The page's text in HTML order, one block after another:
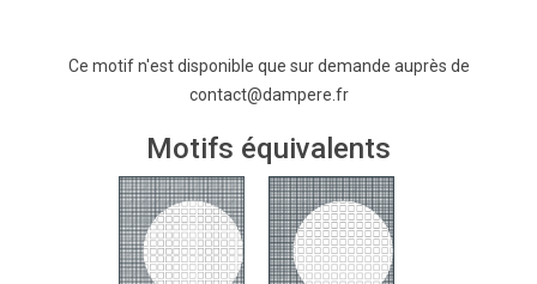
Ce motif n'est disponible que sur demande auprès de
contact@dampere.fr
Motifs équivalents